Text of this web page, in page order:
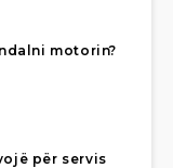
motorin?
për servis